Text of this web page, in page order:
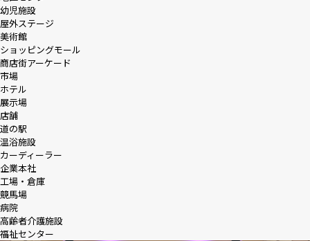
幼児施設
屋外ステージ
美術館
ショッピングモール
商店街アーケード
市場
ホテル
展示場
店舗
道の駅
温浴施設
カーディーラー
企業本社
工場・倉庫
競馬場
病院
高齢者介護施設
福祉センター